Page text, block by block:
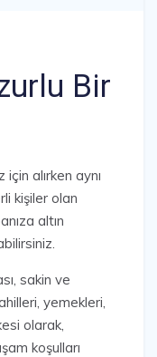
Bir
alırken aynı
kişiler olan
altın
sakin ve
yemekleri,
olarak,
koşulları